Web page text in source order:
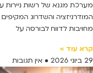
מערכת מגנא של רשות ניירות
המודרניזציה והשדרוג
מחויבות לדווח לבורסה על
קרא עוד »
29 ביוני 2026
אין תגובות